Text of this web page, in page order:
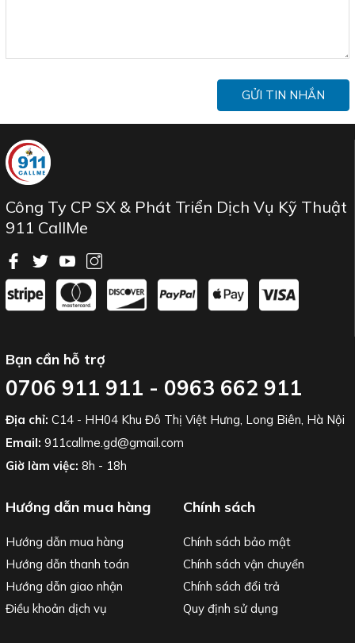
GỬI TIN NHẮN
Công Ty CP SX & Phát Triển Dịch Vụ Kỹ Thuật
911 CallMe
Bạn cần hỗ trợ
0706 911 911 - 0963 662 911
Địa chỉ: C14 - HH04 Khu Đô Thị Việt Hưng, Long Biên, Hà Nội
Email: 911callme.gd@gmail.com
Giờ làm việc: 8h - 18h
Hướng dẫn mua hàng
Hướng dẫn mua hàng
Hướng dẫn thanh toán
Hướng dẫn giao nhận
Điều khoản dịch vụ
Chính sách
Chính sách bảo mật
Chính sách vận chuyển
Chính sách đổi trả
Quy định sử dụng